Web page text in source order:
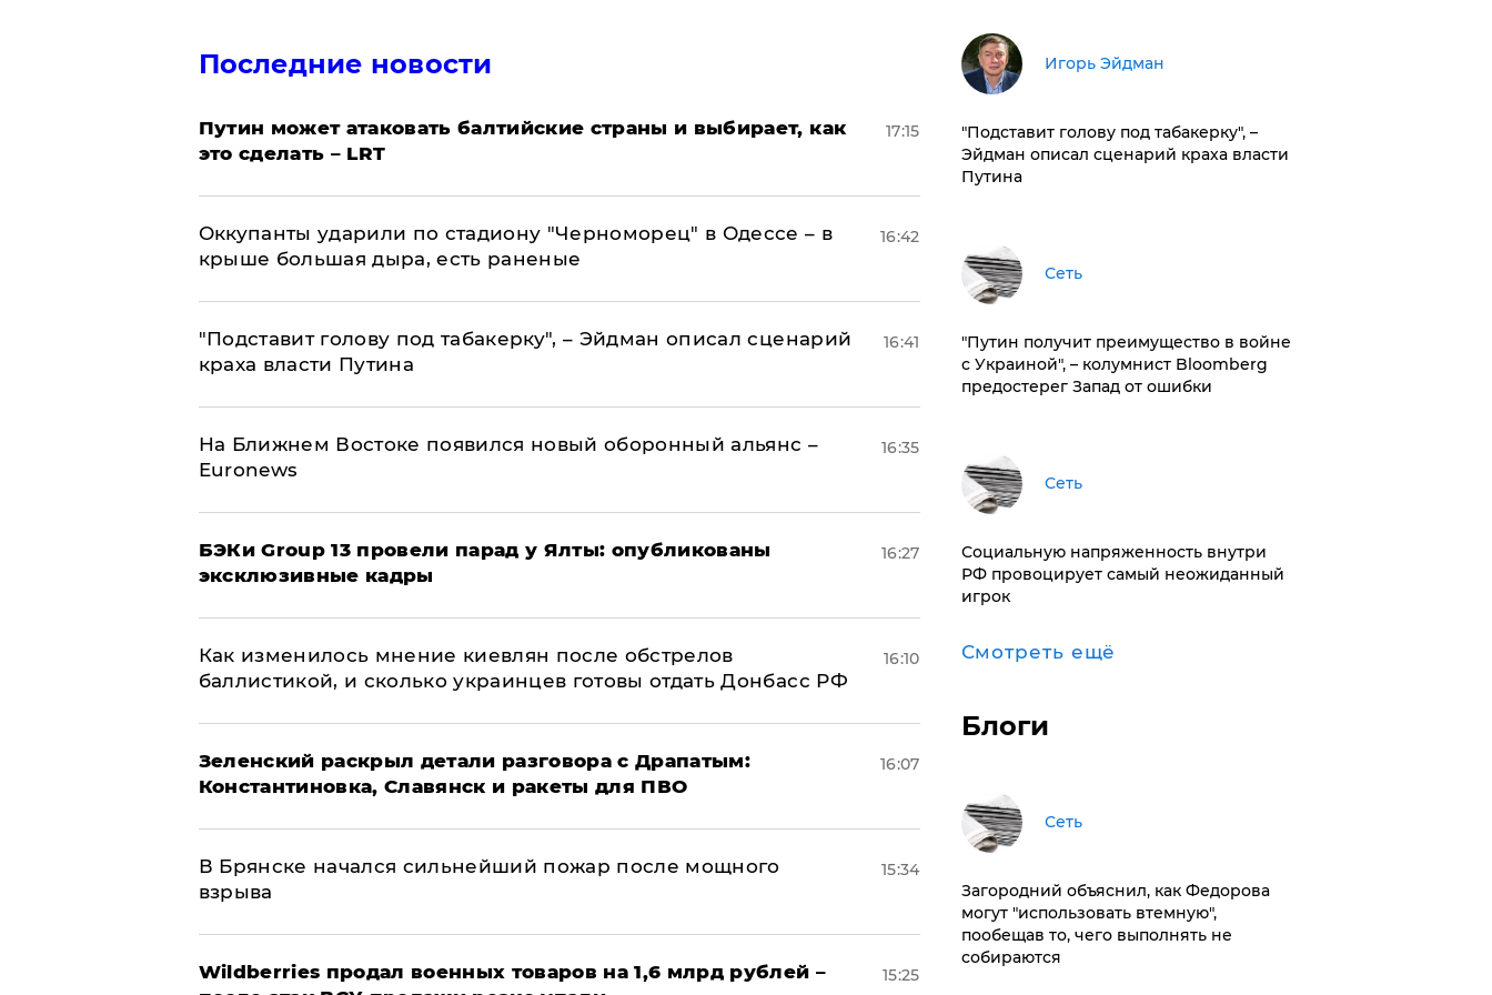
Последние новости
Путин может атаковать балтийские страны и выбирает, как
это сделать – LRT
17:15
Оккупанты ударили по стадиону "Черноморец" в Одессе – в
крыше большая дыра, есть раненые
16:42
​"Подставит голову под табакерку", – Эйдман описал сценарий
краха власти Путина
16:41
На Ближнем Востоке появился новый оборонный альянс –
Euronews
16:35
​БЭКи Group 13 провели парад у Ялты: опубликованы
эксклюзивные кадры
16:27
Как изменилось мнение киевлян после обстрелов
баллистикой, и сколько украинцев готовы отдать Донбасс РФ
16:10
​Зеленский раскрыл детали разговора с Драпатым:
Константиновка, Славянск и ракеты для ПВО
16:07
В Брянске начался сильнейший пожар после мощного
взрыва
15:34
​Wildberries продал военных товаров на 1,6 млрд рублей –
15:25
Игорь Эйдман
​"Подставит голову под табакерку", –
Эйдман описал сценарий краха власти
Путина
Сеть
"Путин получит преимущество в войне
с Украиной", – колумнист Bloomberg
предостерег Запад от ошибки
Сеть
Социальную напряженность внутри
РФ провоцирует самый неожиданный
игрок
Смотреть ещё
Блоги
Сеть
Загородний объяснил, как Федорова
могут "использовать втемную",
пообещав то, чего выполнять не
собираются